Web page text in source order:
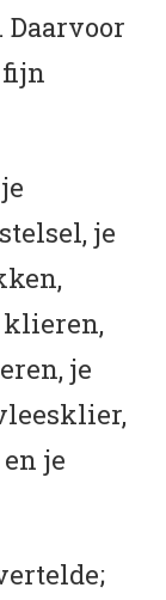
Daarvoor
je
klieren,
je
je